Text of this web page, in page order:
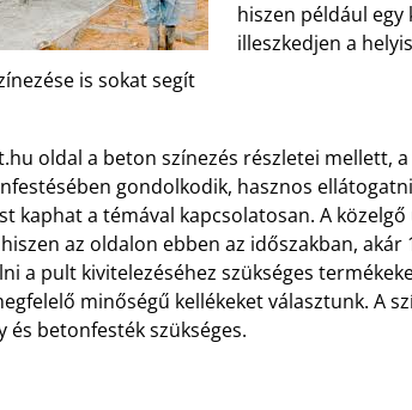
is sokat segít
hiszen például
illeszkedjen a
oldal a beton színezés részletei mellett,
gondolkodik, hasznos
kaphat a témával kapcsolatosan. A
az oldalon ebben az időszakban,
a pult kivitelezéséhez szükséges
minőségű kellékeket választunk. A
és betonfesték szükséges.